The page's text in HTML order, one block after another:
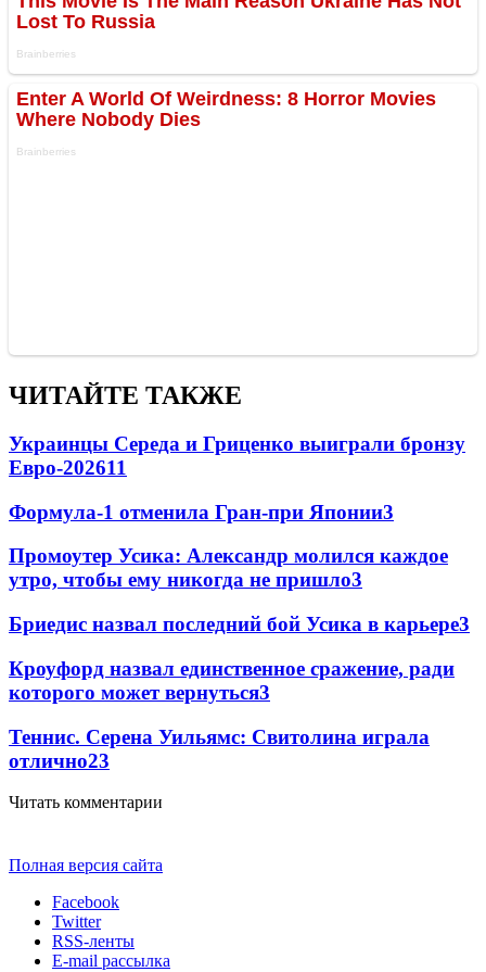
ЧИТАЙТЕ ТАКЖЕ
Украинцы Середа и Гриценко выиграли бронзу
Евро-202611
Формула-1 отменила Гран-при Японии3
Промоутер Усика: Александр молился каждое
утро, чтобы ему никогда не пришло3
Бриедис назвал последний бой Усика в карьере3
Кроуфорд назвал единственное сражение, ради
которого может вернуться3
Теннис. Серена Уильямс: Свитолина играла
отлично23
Читать комментарии
Полная версия сайта
Facebook
Twitter
RSS-ленты
E-mail рассылка